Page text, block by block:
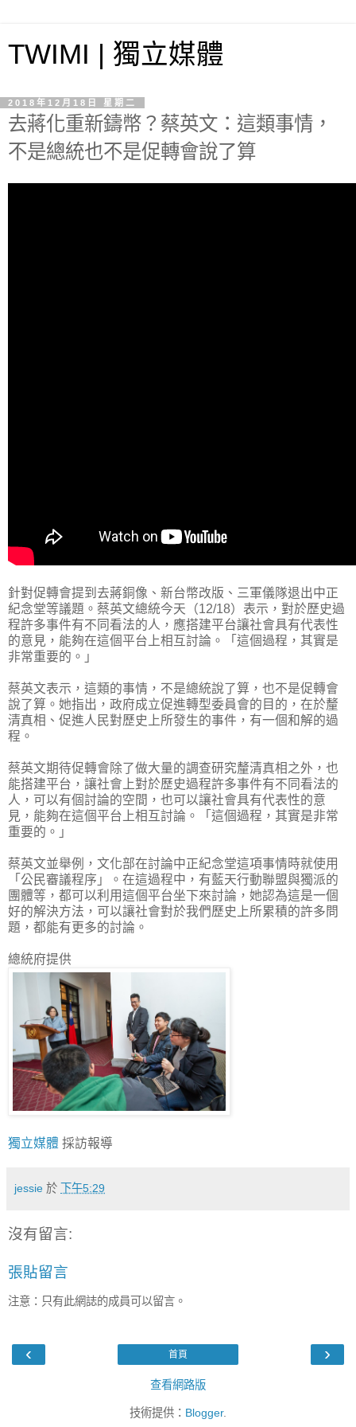
TWIMI | 獨立媒體
2018年12月18日 星期二
去蔣化重新鑄幣？蔡英文：這類事情，
不是總統也不是促轉會說了算
針對促轉會提到去蔣銅像、新台幣改版、三軍儀隊退出中正
紀念堂等議題。蔡英文總統今天（12/18）表示，對於歷史過
程許多事件有不同看法的人，應搭建平台讓社會具有代表性
的意見，能夠在這個平台上相互討論。「這個過程，其實是
非常重要的。」
蔡英文表示，這類的事情，不是總統說了算，也不是促轉會
說了算。她指出，政府成立促進轉型委員會的目的，在於釐
清真相、促進人民對歷史上所發生的事件，有一個和解的過
程。
蔡英文期待促轉會除了做大量的調查研究釐清真相之外，也
能搭建平台，讓社會上對於歷史過程許多事件有不同看法的
人，可以有個討論的空間，也可以讓社會具有代表性的意
見，能夠在這個平台上相互討論。「這個過程，其實是非常
重要的。」
蔡英文並舉例，文化部在討論中正紀念堂這項事情時就使用
「公民審議程序」。在這過程中，有藍天行動聯盟與獨派的
團體等，都可以利用這個平台坐下來討論，她認為這是一個
好的解決方法，可以讓社會對於我們歷史上所累積的許多問
題，都能有更多的討論。
總統府提供
獨立媒體 採訪報導
jessie 於 下午5:29
沒有留言:
張貼留言
注意：只有此網誌的成員可以留言。
‹ ›
首頁
查看網路版
技術提供： Blogger.